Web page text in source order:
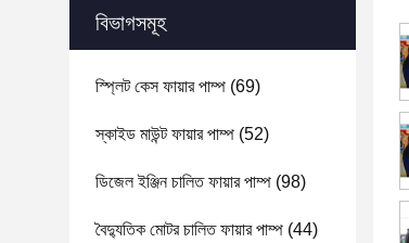
বিভাগসমূহ
স্প্লিট কেস ফায়ার পাম্প (69)
স্কাইড মাউন্ট ফায়ার পাম্প (52)
ডিজেল ইঞ্জিন চালিত ফায়ার পাম্প (98)
বৈদ্যুতিক মোটর চালিত ফায়ার পাম্প (44)